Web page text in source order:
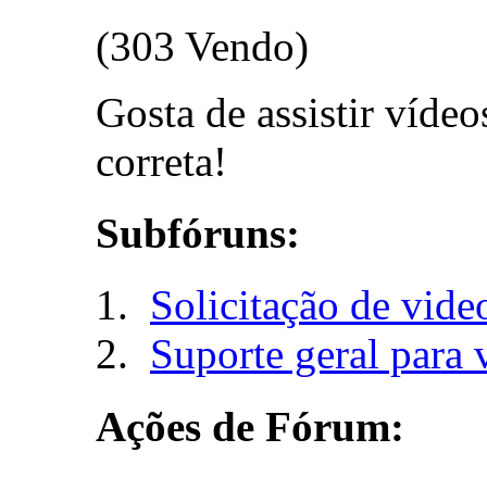
(303 Vendo)
Gosta de assistir
correta!
Subfóruns:
Solicitação de
Suporte geral para
Ações de Fórum: